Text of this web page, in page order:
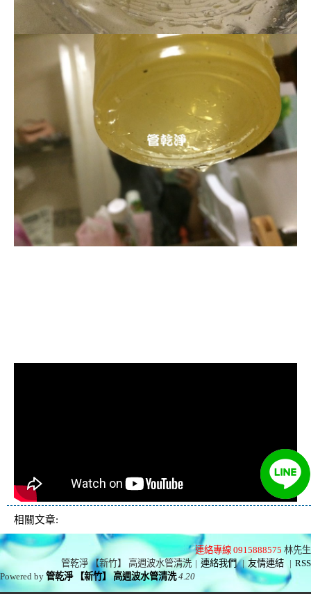
相關文章:
連絡專線 0915888575 林先生
管乾淨 【新竹】 高週波水管清洗 | 連絡我們 | 友情連結 | RSS
Powered by管乾淨 【新竹】 高週波水管清洗 4.20